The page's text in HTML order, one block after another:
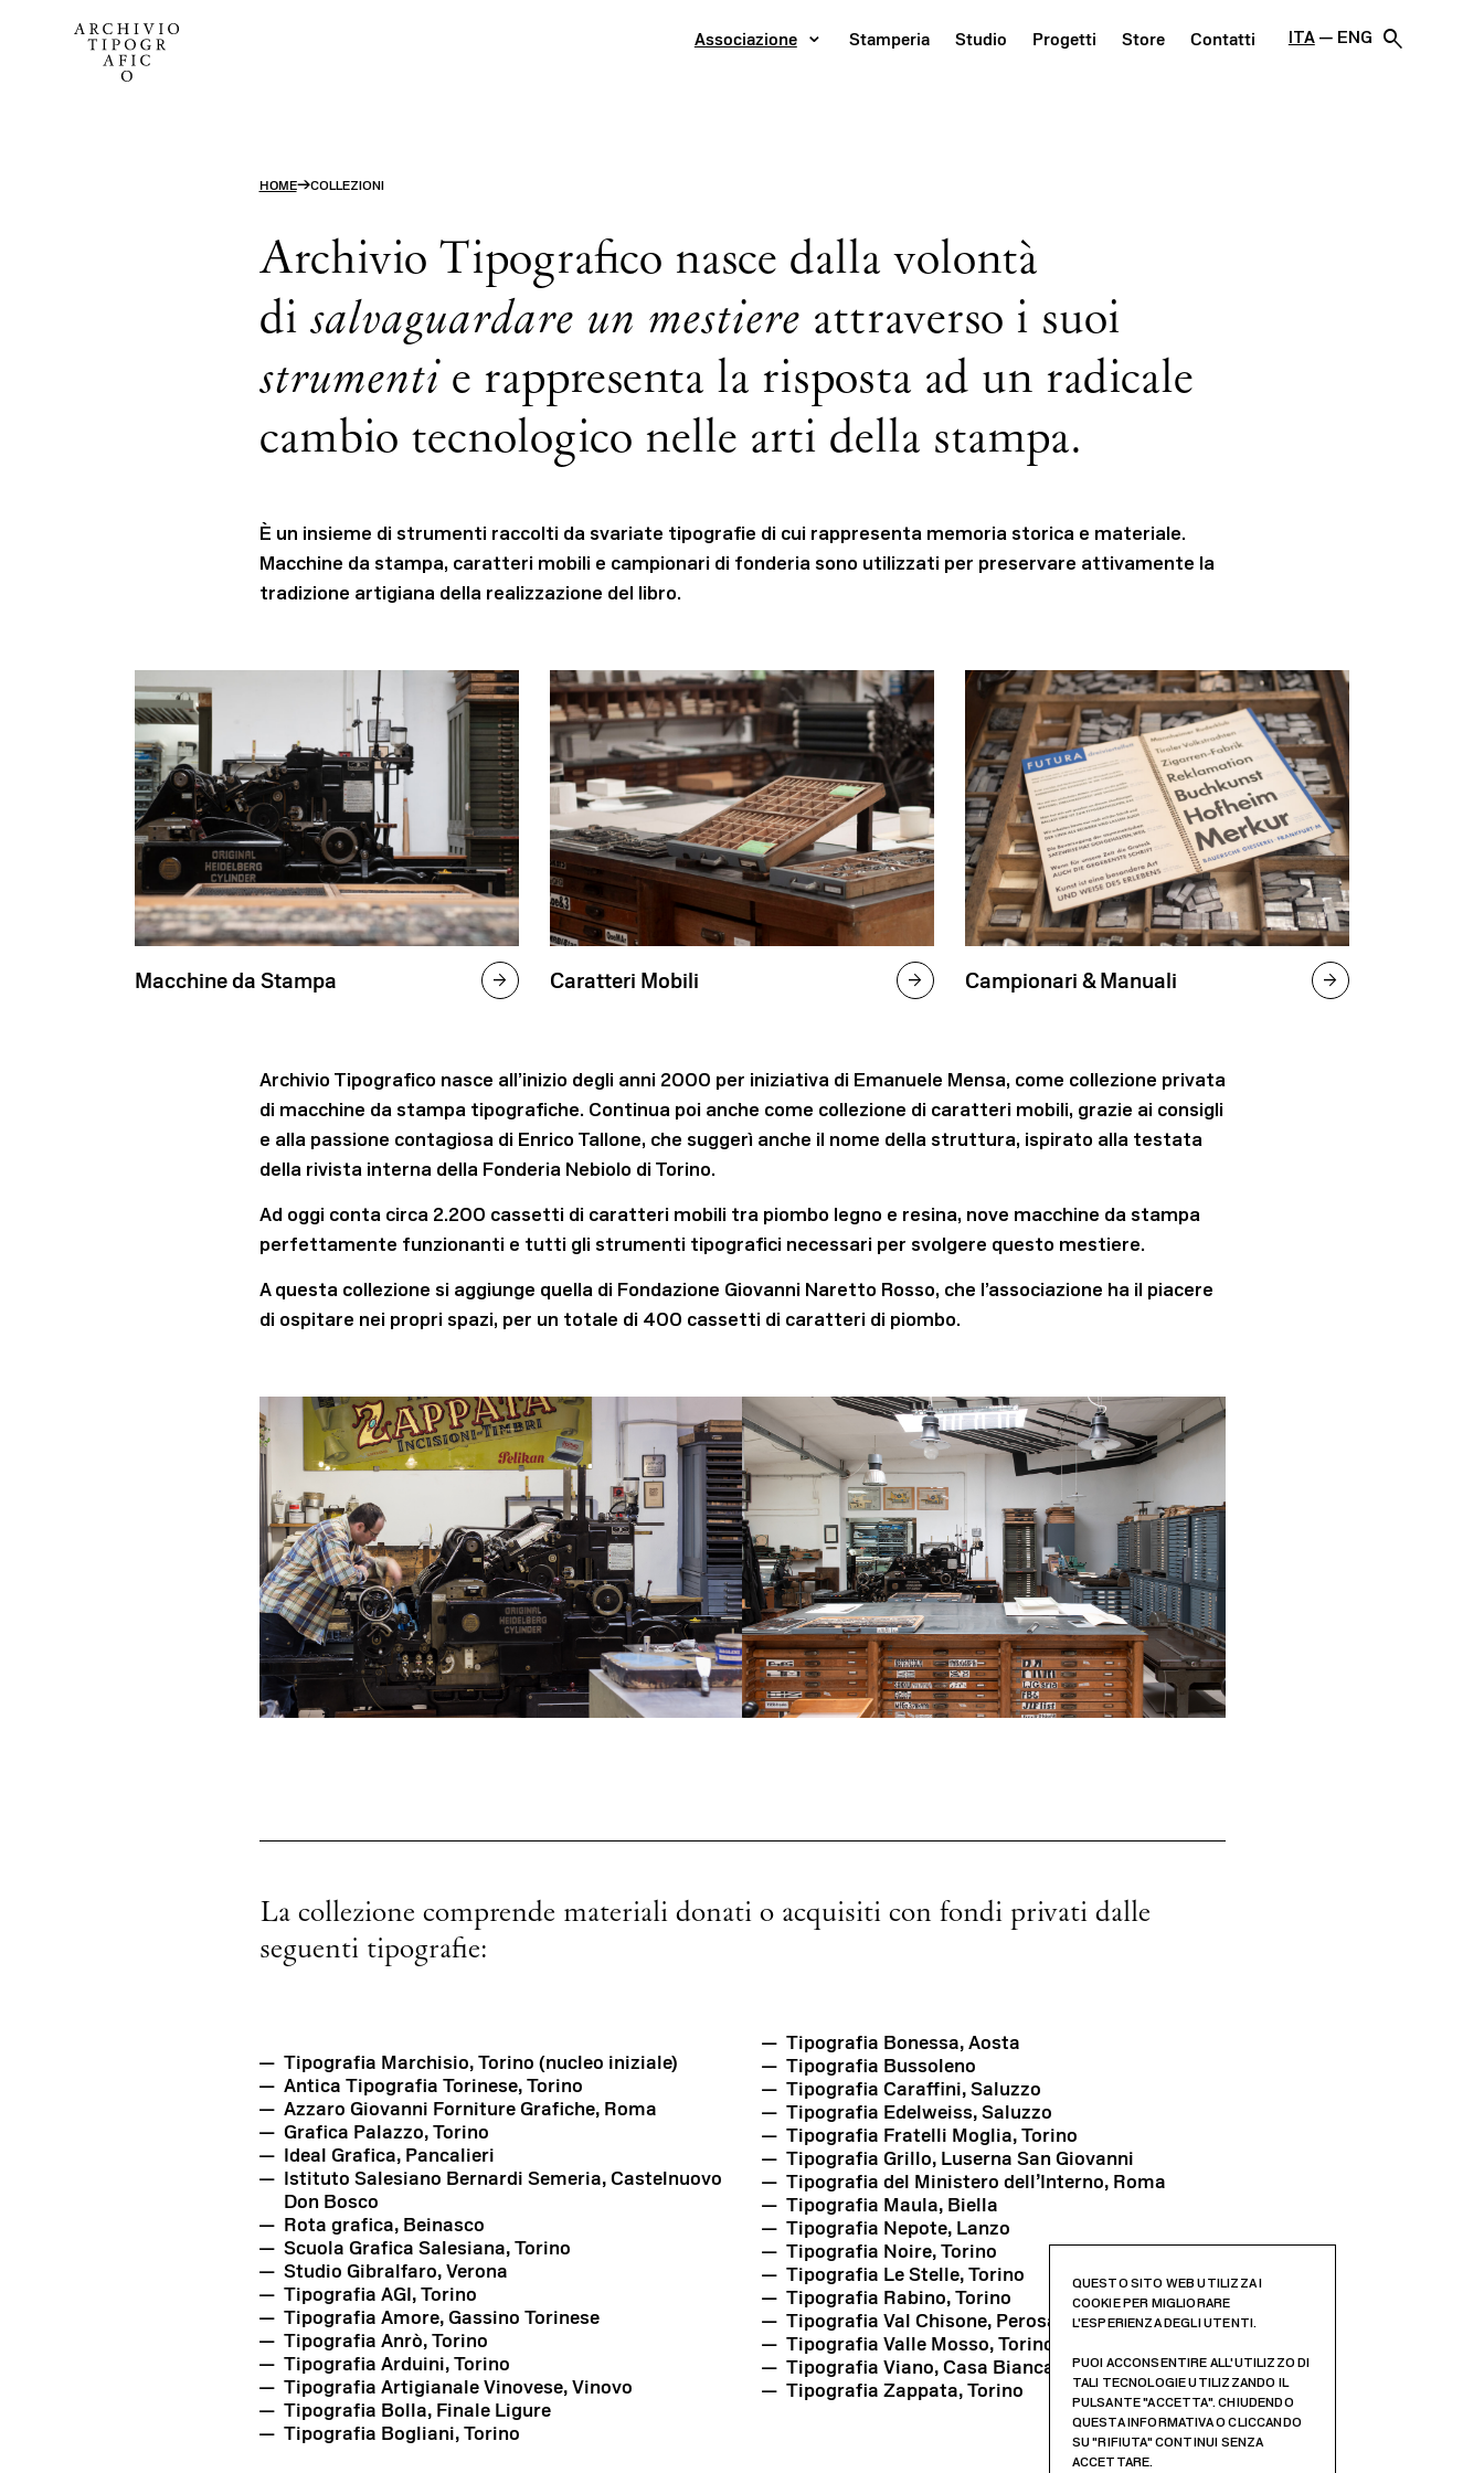
Associazione Stamperia Studio Progetti Store Contatti ITA ENG search
HOME→COLLEZIONI
Archivio Tipografico nasce dalla volontà
di salvaguardare un mestiere attraverso i suoi
strumenti e rappresenta la risposta ad un radicale
cambio tecnologico nelle arti della stampa.
È un insieme di strumenti raccolti da svariate tipografie di cui rappresenta memoria storica e materiale.
Macchine da stampa, caratteri mobili e campionari di fonderia sono utilizzati per preservare attivamente la
tradizione artigiana della realizzazione del libro.
Macchine da Stampa  Caratteri Mobili  Campionari & Manuali 
Archivio Tipografico nasce all’inizio degli anni 2000 per iniziativa di Emanuele Mensa, come collezione privata
di macchine da stampa tipografiche. Continua poi anche come collezione di caratteri mobili, grazie ai consigli
e alla passione contagiosa di Enrico Tallone, che suggerì anche il nome della struttura, ispirato alla testata
della rivista interna della Fonderia Nebiolo di Torino.
Ad oggi conta circa 2.200 cassetti di caratteri mobili tra piombo legno e resina, nove macchine da stampa
perfettamente funzionanti e tutti gli strumenti tipografici necessari per svolgere questo mestiere.
A questa collezione si aggiunge quella di Fondazione Giovanni Naretto Rosso, che l’associazione ha il piacere
di ospitare nei propri spazi, per un totale di 400 cassetti di caratteri di piombo.
La collezione comprende materiali donati o acquisiti con fondi privati dalle
seguenti tipografie:
Tipografia Marchisio, Torino (nucleo iniziale)
Antica Tipografia Torinese, Torino
Azzaro Giovanni Forniture Grafiche, Roma
Grafica Palazzo, Torino
Ideal Grafica, Pancalieri
Istituto Salesiano Bernardi Semeria, Castelnuovo
Don Bosco
Rota grafica, Beinasco
Scuola Grafica Salesiana, Torino
Studio Gibralfaro, Verona
Tipografia AGI, Torino
Tipografia Amore, Gassino Torinese
Tipografia Anrò, Torino
Tipografia Arduini, Torino
Tipografia Artigianale Vinovese, Vinovo
Tipografia Bolla, Finale Ligure
Tipografia Bogliani, Torino
Tipografia Bonessa, Aosta
Tipografia Bussoleno
Tipografia Caraffini, Saluzzo
Tipografia Edelweiss, Saluzzo
Tipografia Fratelli Moglia, Torino
Tipografia Grillo, Luserna San Giovanni
Tipografia del Ministero dell’Interno, Roma
Tipografia Maula, Biella
Tipografia Nepote, Lanzo
Tipografia Noire, Torino
Tipografia Le Stelle, Torino
Tipografia Rabino, Torino
Tipografia Val Chisone, Perosa Argentina
Tipografia Valle Mosso, Torino
Tipografia Viano, Casa Bianca
Tipografia Zappata, Torino
QUESTO SITO WEB UTILIZZA I
COOKIE PER MIGLIORARE
L'ESPERIENZA DEGLI UTENTI.
PUOI ACCONSENTIRE ALL'UTILIZZO DI
TALI TECNOLOGIE UTILIZZANDO IL
PULSANTE "ACCETTA". CHIUDENDO
QUESTA INFORMATIVA O CLICCANDO
SU "RIFIUTA" CONTINUI SENZA
ACCETTARE.